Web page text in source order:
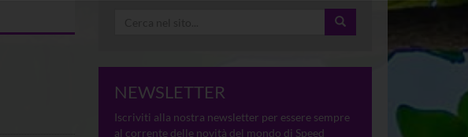
NEWSLETTER
Iscriviti alla nostra newsletter per essere sempre
al corrente delle novità del mondo di Speed